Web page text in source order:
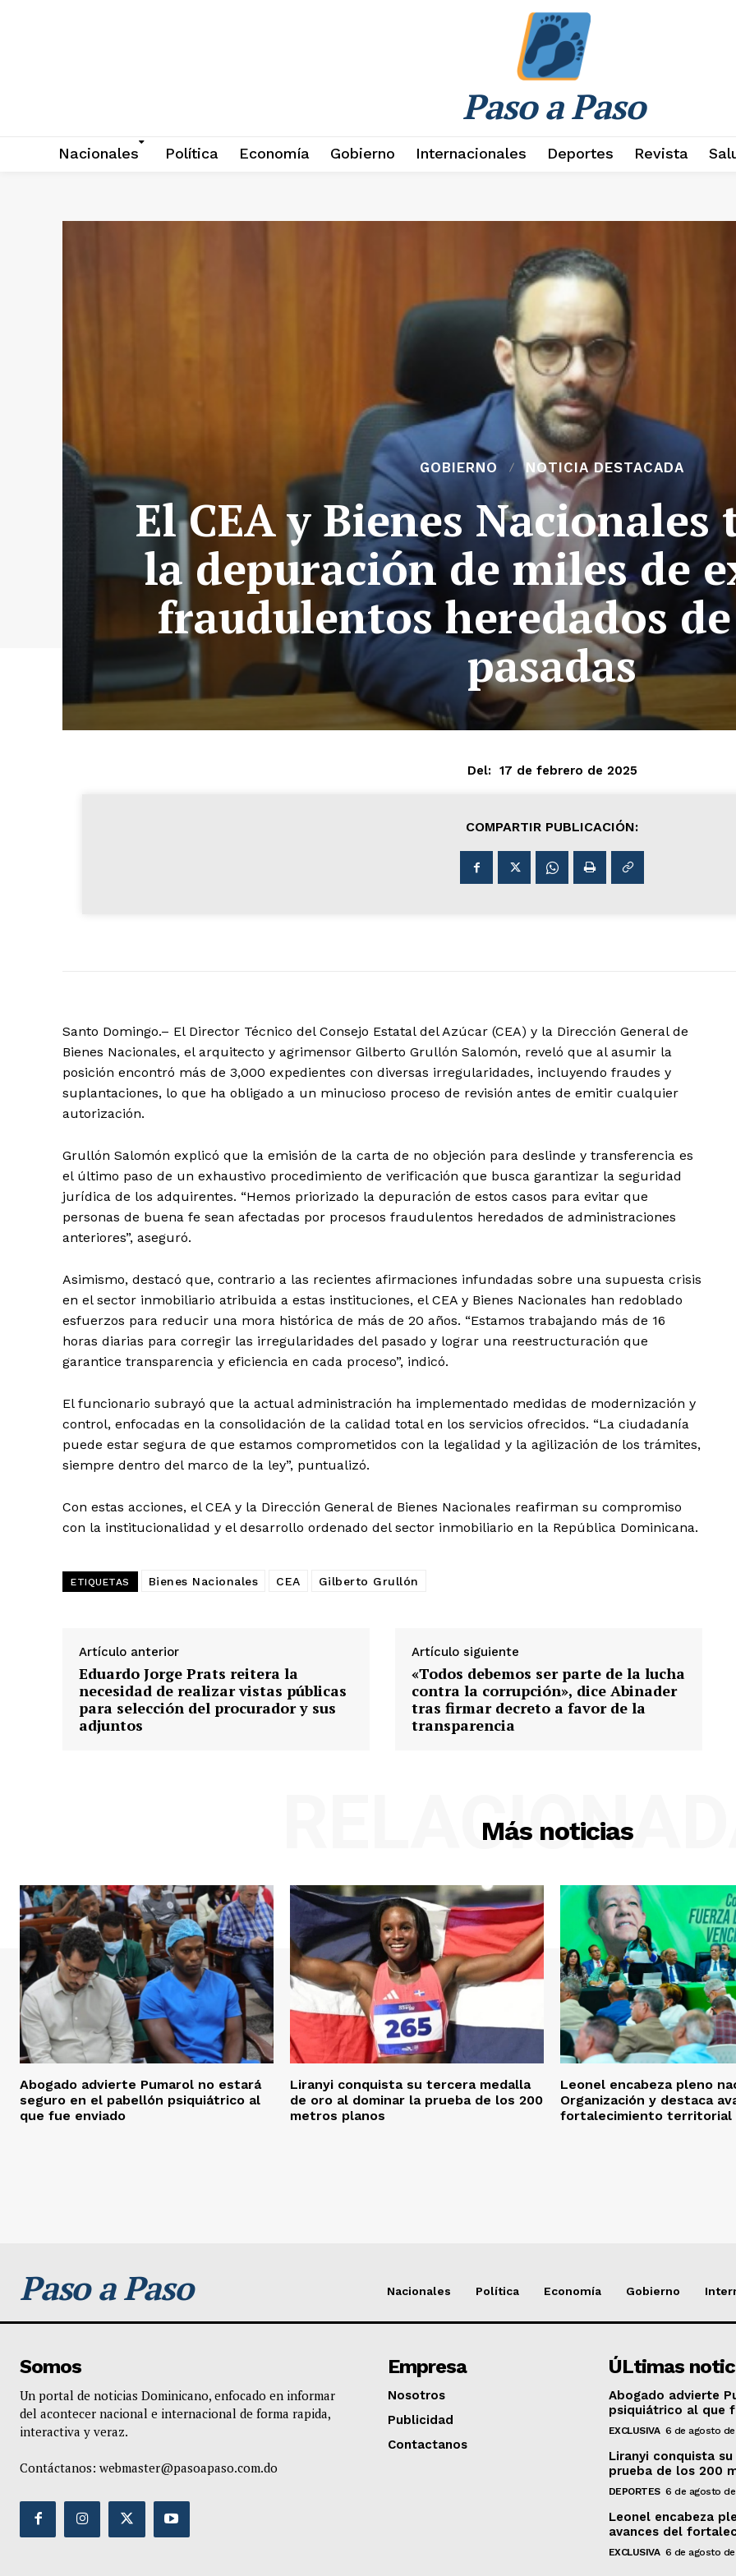
Paso a Paso
Nacionales Política Economía Gobierno Internacionales Deportes Revista
GOBIERNO NOTICIA DESTACADA
El CEA y Bienes
la depuración de miles de
fraudulentos heredados
pasadas
Del: 17 de febrero de 2025
COMPARTIR PUBLICACIÓN:
Santo Domingo.– El Director Técnico del Consejo Estatal del Azúcar (CEA) y la Dirección General de
Bienes Nacionales, el arquitecto y agrimensor Gilberto Grullón Salomón, reveló que al asumir la
posición encontró más de 3,000 expedientes con diversas irregularidades, incluyendo fraudes y
suplantaciones, lo que ha obligado a un minucioso proceso de revisión antes de emitir cualquier
autorización.
Grullón Salomón explicó que la emisión de la carta de no objeción para deslinde y transferencia es
el último paso de un exhaustivo procedimiento de verificación que busca garantizar la seguridad
jurídica de los adquirentes. “Hemos priorizado la depuración de estos casos para evitar que
personas de buena fe sean afectadas por procesos fraudulentos heredados de administraciones
anteriores”, aseguró.
Asimismo, destacó que, contrario a las recientes afirmaciones infundadas sobre una supuesta crisis
en el sector inmobiliario atribuida a estas instituciones, el CEA y Bienes Nacionales han redoblado
esfuerzos para reducir una mora histórica de más de 20 años. “Estamos trabajando más de 16
horas diarias para corregir las irregularidades del pasado y lograr una reestructuración que
garantice transparencia y eficiencia en cada proceso”, indicó.
El funcionario subrayó que la actual administración ha implementado medidas de modernización y
control, enfocadas en la consolidación de la calidad total en los servicios ofrecidos. “La ciudadanía
puede estar segura de que estamos comprometidos con la legalidad y la agilización de los trámites,
siempre dentro del marco de la ley”, puntualizó.
Con estas acciones, el CEA y la Dirección General de Bienes Nacionales reafirman su compromiso
con la institucionalidad y el desarrollo ordenado del sector inmobiliario en la República Dominicana.
ETIQUETAS Bienes Nacionales CEA Gilberto Grullón
Artículo anterior
Eduardo Jorge Prats reitera la
necesidad de realizar vistas públicas
para selección del procurador y sus
adjuntos
Artículo siguiente
«Todos debemos ser parte de la lucha
contra la corrupción», dice Abinader
tras firmar decreto a favor de la
transparencia
Más noticias
Abogado advierte Pumarol no estará
seguro en el pabellón psiquiátrico al
que fue enviado
Liranyi conquista su tercera medalla
de oro al dominar la prueba de los 200
metros planos
Leonel encabeza pleno
Organización y destaca
fortalecimiento territorial
Paso a Paso Nacionales Política Economía Gobierno
Somos
Un portal de noticias Dominicano, enfocado en informar
del acontecer nacional e internacional de forma rapida,
interactiva y veraz.
Contáctanos: webmaster@pasoapaso.com.do
Empresa
Nosotros
Publicidad
Contactanos
ÚLtimas
Abogado advierte
psiquiátrico al que
EXCLUSIVA 6 de agosto
Liranyi conquista
prueba de los 200
DEPORTES 6 de agosto
Leonel encabeza
avances del
EXCLUSIVA 6 de agosto